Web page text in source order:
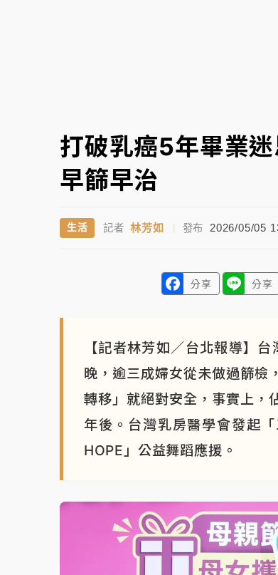
打破乳癌5年畢業
早篩早治
生活 記者 林芳如 發布 2026/05/05
分享 分享
【記者林芳如／台北報導】
晚，逾三成婦女從未做過篩檢
轉移」就絕對安全，事實上，
年後。台灣乳房醫學會發起
HOPE」公益舞蹈應援。